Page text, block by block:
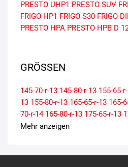
PRESTO UHP1 PRESTO SUV
FRIGO HP1 FRIGO S30 FRIGO
PRESTO HPA PRESTO HPB D
GRÖSSEN
145-70-r-13 145-80-r-13 155-65-
13 155-80-r-13 165-65-r-13 165-
70-r-14 165-80-r-13 175-65-r-13
175-70-r-13 175-70-r-14
Mehr anzeigen